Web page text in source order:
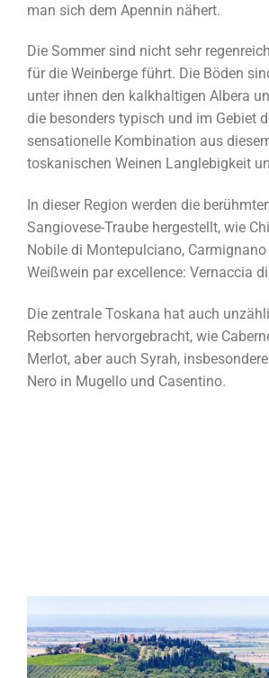
man sich dem Apennin nähert.
Die Sommer sind nicht sehr
für die Weinberge führt. Die Böden
unter ihnen den kalkhaltigen Albera
die besonders typisch und im Gebiet
sensationelle Kombination aus
toskanischen Weinen Langlebigkeit
In dieser Region werden die
Sangiovese-Traube hergestellt, wie
Nobile di Montepulciano,
Weißwein par excellence: Vernaccia
Die zentrale Toskana hat auch
Rebsorten hervorgebracht, wie
Merlot, aber auch Syrah,
Nero in Mugello und Casentino.